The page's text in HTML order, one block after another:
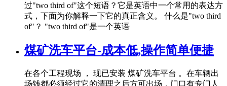
过"two third of"这个短语？它是英语中一个常用的表达方
式，下面为你解释一下它的真正含义。 什么是"two third
of"？ "two third of"是一个英语
煤矿洗车平台-成本低,操作简单便捷
在各个工程现场 ， 现已安装 煤矿洗车平台 。在车辆出
场钱都必须经过它的清理之后方可出场，门口有专门人